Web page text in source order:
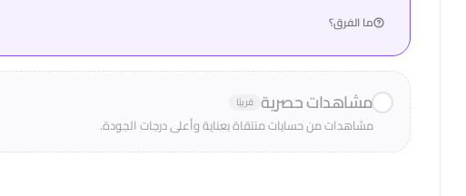
ما الفرق؟
مشاهدات حصرية قريبًا
مشاهدات من حسابات منتقاة بعناية وأعلى درجات الجودة.